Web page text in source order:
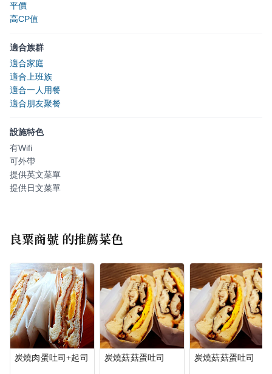
平價
高CP值
適合族群
適合家庭
適合上班族
適合一人用餐
適合朋友聚餐
設施特色
有Wifi
可外帶
提供英文菜單
提供日文菜單
良粟商號 的推薦菜色
炭燒肉蛋吐司+起司 炭燒菇菇蛋吐司 炭燒菇菇蛋吐司